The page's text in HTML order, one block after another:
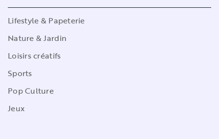
Lifestyle & Papeterie
Nature & Jardin
Loisirs créatifs
Sports
Pop Culture
Jeux